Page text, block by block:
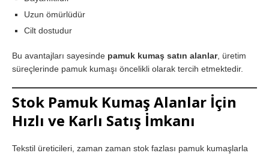
Uzun ömürlüdür
Cilt dostudur
Bu avantajları sayesinde pamuk kumaş satın alanlar, üretim
süreçlerinde pamuk kumaşı öncelikli olarak tercih etmektedir.
Stok Pamuk Kumaş Alanlar İçin
Hızlı ve Karlı Satış İmkanı
Tekstil üreticileri, zaman zaman stok fazlası pamuk kumaşlarla